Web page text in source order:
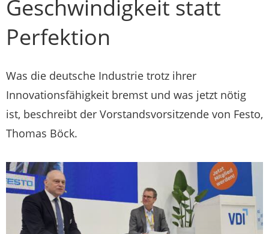
Geschwindigkeit statt
Perfektion
Was die deutsche Industrie trotz ihrer
Innovationsfähigkeit bremst und was jetzt nötig
ist, beschreibt der Vorstandsvorsitzende von Festo,
Thomas Böck.